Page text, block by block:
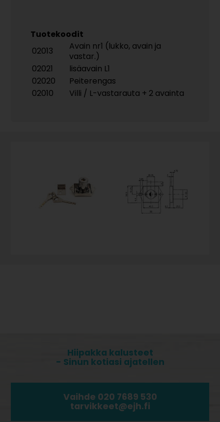
Tuotekoodit
02013
Avain nr1 (lukko, avain ja
vastar.)
02021
lisäavain L1
02020
Peiterengas
02010
Villi / L-vastarauta + 2 avainta
Hiipakka kalusteet
- Sinun kotiasi ajatellen
Vaihde 020 7689 530
tarvikkeet@ejh.fi